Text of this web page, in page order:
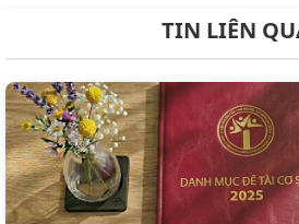
TIN LIÊN